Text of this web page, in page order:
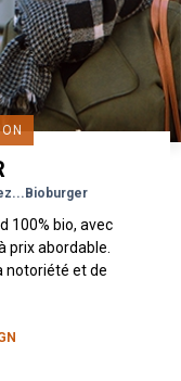
100% bio, avec
prix abordable.
notoriété et de